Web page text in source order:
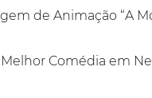
de Animação “A
Comédia em